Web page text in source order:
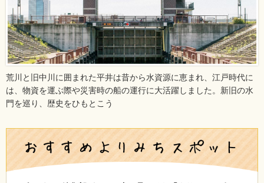
荒川と旧中川に囲まれた平井は昔から水資源に恵まれ、江戸時代に
は、物資を運ぶ際や災害時の船の運行に大活躍しました。新旧の水
門を巡り、歴史をひもとこう